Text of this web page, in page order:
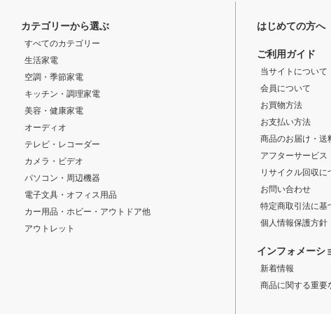
カテゴリーから選ぶ
すべてのカテゴリー
生活家電
空調・季節家電
キッチン・調理家電
美容・健康家電
オーディオ
テレビ・レコーダー
カメラ・ビデオ
パソコン・周辺機器
電子文具・オフィス用品
カー用品・ホビー・アウトドア他
アウトレット
はじめての方へ
ご利用ガイド
当サイトについて
会員について
お買物方法
お支払い方法
商品のお届け・送
アフターサービス
リサイクル回収に
お問い合わせ
特定商取引法に基
個人情報保護方針
インフォメーシ
新着情報
商品に関する重要